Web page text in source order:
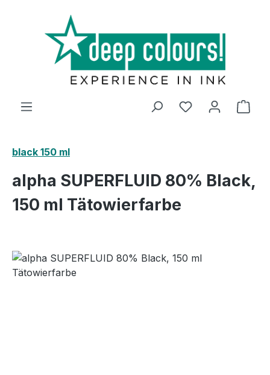
Zum Hauptinhalt springen
black 150 ml
alpha SUPERFLUID 80% Black,
150 ml Tätowierfarbe
Bildergalerie überspringen